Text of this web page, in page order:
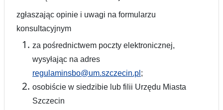
zgłaszając opinie i uwagi na formularzu
konsultacyjnym
za pośrednictwem poczty elektronicznej,
wysyłając na adres
regulaminsbo@um.szczecin.pl ;
osobiście w siedzibie lub filii Urzędu Miasta
Szczecin